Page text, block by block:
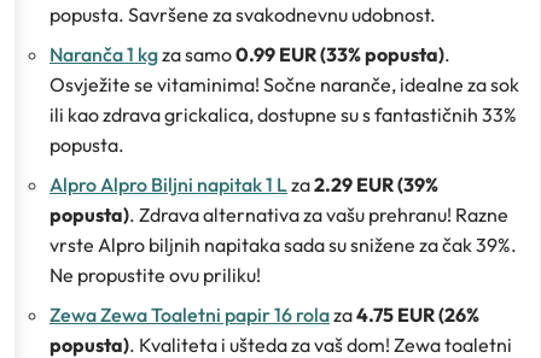
popusta. Savršene za svakodnevnu udobnost.
Naranča 1 kgza samo0.99 EUR (33% popusta).
Osvježite se vitaminima! Sočne naranče, idealne za sok
ili kao zdrava grickalica, dostupne su s fantastičnih 33%
popusta.
Alpro Alpro Biljni napitak 1 Lza2.29 EUR (39%
popusta). Zdrava alternativa za vašu prehranu! Razne
vrste Alpro biljnih napitaka sada su snižene za čak 39%.
Ne propustite ovu priliku!
Zewa Zewa Toaletni papir 16 rolaza4.75 EUR (26%
popusta). Kvaliteta i ušteda za vaš dom! Zewa toaletni